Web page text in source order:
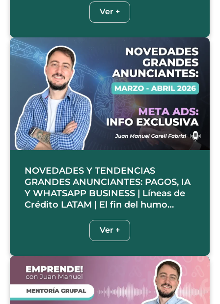
Ver +
NOVEDADES Y TENDENCIAS
GRANDES ANUNCIANTES: PAGOS, IA
Y WHATSAPP BUSINESS | Líneas de
Crédito LATAM | El fin del humo…
Ver +